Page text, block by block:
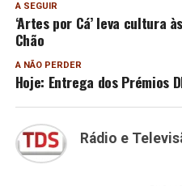
A SEGUIR
‘Artes por Cá’ leva cultura
Chão
A NÃO PERDER
Hoje: Entrega dos Prémios
Rádio e